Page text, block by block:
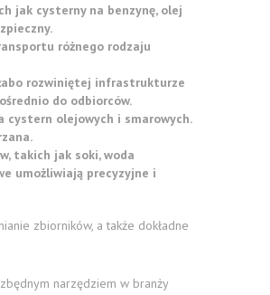
jak cysterny na benzynę, olej
różnego rodzaju
rozwiniętej infrastrukturze
do odbiorców.
cystern olejowych i smarowych.
takich jak soki, woda
umożliwiają precyzyjne i
zbiorników, a także dokładne
narzędziem w branży